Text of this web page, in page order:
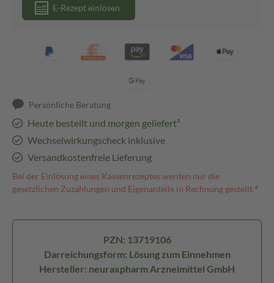
E-Rezept einlösen
Persönliche Beratung
Heute bestellt und morgen geliefert³
Wechselwirkungscheck inklusive
Versandkostenfreie Lieferung
Bei der Einlösung eines Kassenrezeptes werden nur die
gesetzlichen Zuzahlungen und Eigenanteile in Rechnung gestellt.⁴
PZN: 13719106
Darreichungsform: Lösung zum Einnehmen
Hersteller: neuraxpharm Arzneimittel GmbH